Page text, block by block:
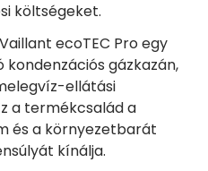
költségeket.
ecoTEC Pro egy
gázkazán,
ellátási
a termékcsalád a
és a környezetbarát
kínálja.